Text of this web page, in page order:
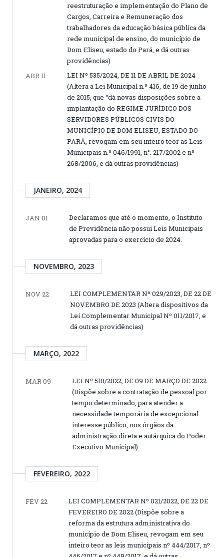
reestruturação e implementação do Plano de
Cargos, Carreira e Remuneração dos
trabalhadores da educação básica pública da
rede municipal de ensino, do município de
Dom Eliseu, estado do Pará, e dá outras
providências)
ABR 11
LEI Nº 535/2024, DE 11 DE ABRIL DE 2024
(Altera a Lei Municipal n.º 416, de 19 de junho
de 2015, que “dá novas disposições sobre a
implantação do REGIME JURÍDICO DOS
SERVIDORES PÚBLICOS CIVIS DO
MUNICÍPIO DE DOM ELISEU, ESTADO DO
PARÁ, revogam em seu inteiro teor as Leis
Municipais n.º 046/1991, n°. 217/2002 e nº
268/2006, e dá outras providências)
JANEIRO, 2024
JAN 01
Declaramos que até o momento, o Instituto
de Previdência não possui Leis Municipais
aprovadas para o exercício de 2024.
NOVEMBRO, 2023
NOV 22
LEI COMPLEMENTAR Nº 029/2023, DE 22 DE
NOVEMBRO DE 2023 (Altera dispositivos da
Lei Complementar Municipal Nº 011/2017, e
dá outras providências)
MARÇO, 2022
MAR 09
LEI Nº 510/2022, DE 09 DE MARÇO DE 2022
(Dispõe sobre a contratação de pessoal por
tempo determinado, para atender a
necessidade temporária de excepcional
interesse público, nos órgãos da
administração direta e autárquica do Poder
Executivo Municipal)
FEVEREIRO, 2022
FEV 22
LEI COMPLEMENTAR Nº 021/2022, DE 22 DE
FEVEREIRO DE 2022 (Dispõe sobre a
reforma da estrutura administrativa do
município de Dom Eliseu, revogam em seu
inteiro teor as leis municipais nº 444/2017, nº